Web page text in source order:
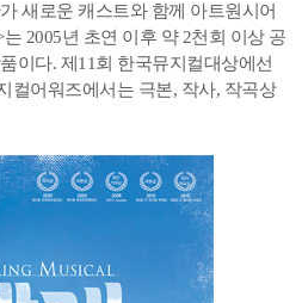
새로운 캐스트와 함께 아트원시어
2005년 초연 이후 약 2천회 이상 공
이다. 제11회 한국뮤지컬대상에선
컬어워즈에서는 극본, 작사, 작곡상